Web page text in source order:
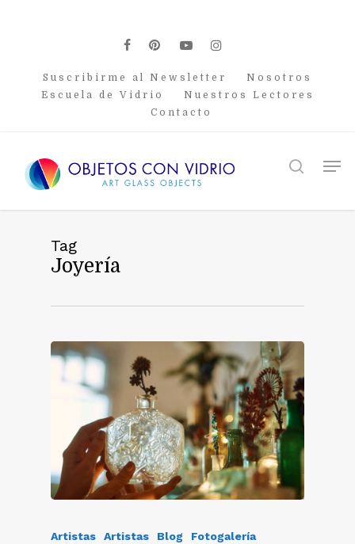
facebook
pinterest
youtubeinstagram
Suscribirme al Newsletter
Nosotros
Escuela de Vidrio
Nuestros Lectores
Contacto
search
Tag
Joyería
Artistas Artistas Blog
Fotogalería